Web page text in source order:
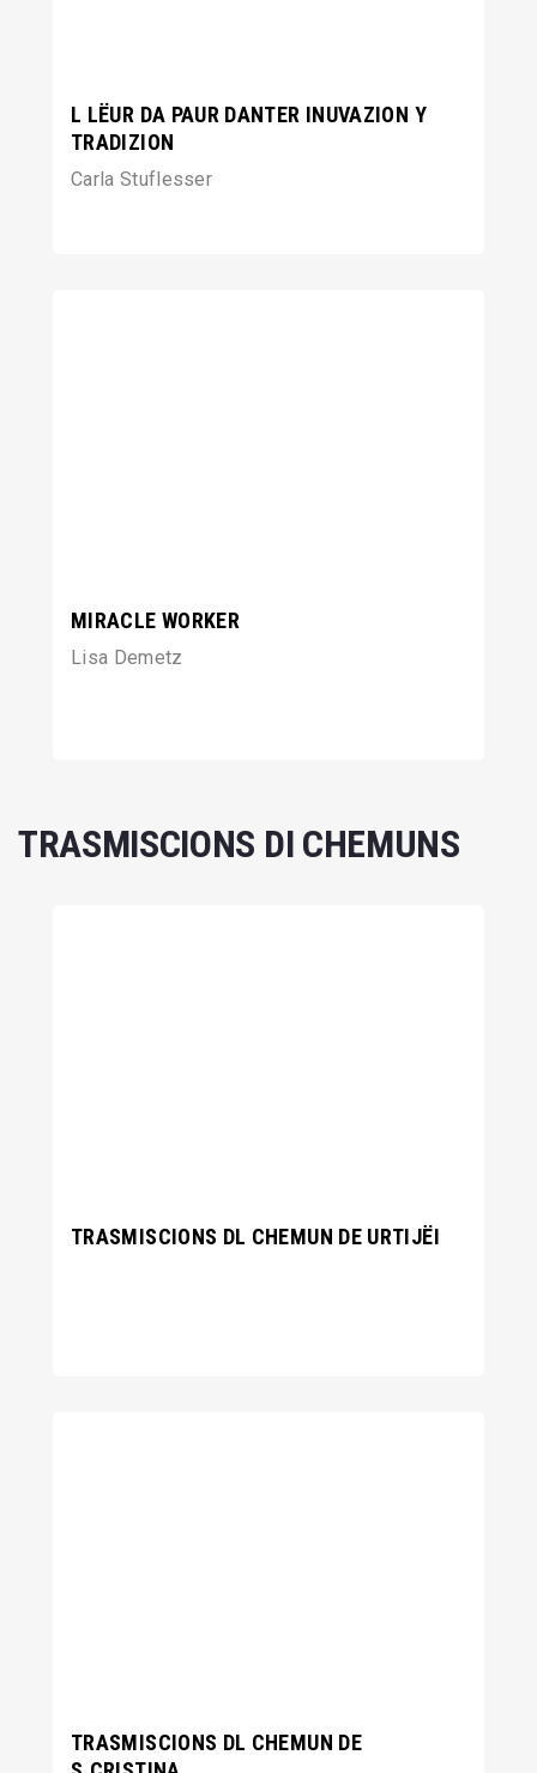
L LËUR DA PAUR DANTER INUVAZION Y
TRADIZION
Carla Stuflesser
MIRACLE WORKER
Lisa Demetz
TRASMISCIONS DI CHEMUNS
TRASMISCIONS DL CHEMUN DE URTIJËI
TRASMISCIONS DL CHEMUN DE